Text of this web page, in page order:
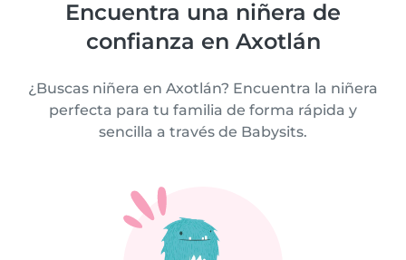
Encuentra una niñera de
confianza en Axotlán
¿Buscas niñera en Axotlán? Encuentra la niñera
perfecta para tu familia de forma rápida y
sencilla a través de Babysits.